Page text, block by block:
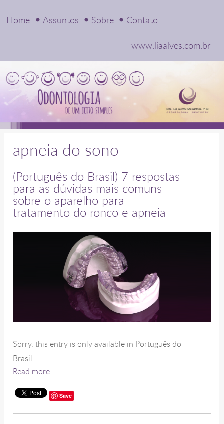
Home Assuntos Sobre Contato
www.liaalves.com.br
apneia do sono
(Português do Brasil) 7 respostas
para as dúvidas mais comuns
sobre o aparelho para
tratamento do ronco e apneia
Sorry, this entry is only available in Português do
Brasil....
Read more...
Save